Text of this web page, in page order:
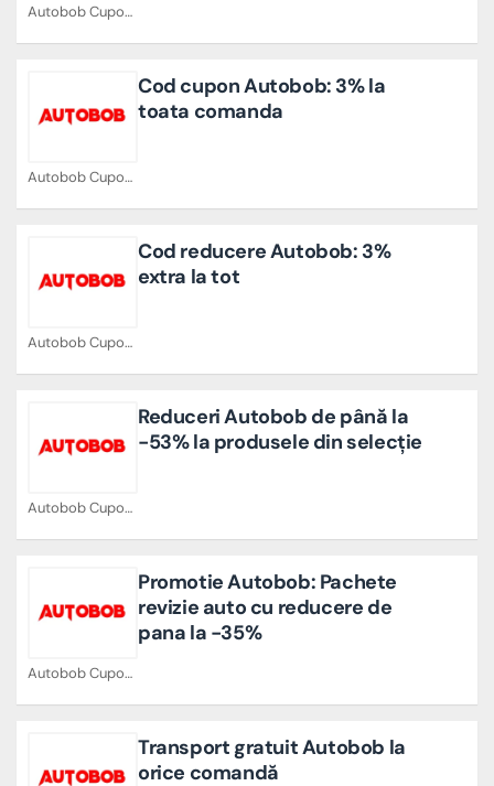
Autobob Cupoane
Autobob Cupoane
Cod cupon Autobob: 3% la
toata comanda
Autobob Cupoane
Cod reducere Autobob: 3%
extra la tot
Autobob Cupoane
Reduceri Autobob de până la
-53% la produsele din selecție
Autobob Cupoane
Promotie Autobob: Pachete
revizie auto cu reducere de
pana la -35%
Transport gratuit Autobob la
orice comandă